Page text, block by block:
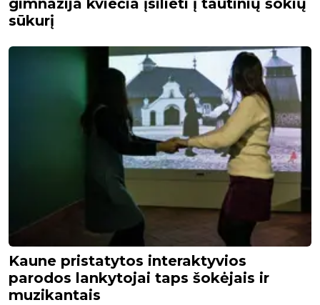
gimnazija kviečia įsilieti į tautinių šokių
sūkurį
Kaune pristatytos interaktyvios
parodos lankytojai taps šokėjais ir
muzikantais